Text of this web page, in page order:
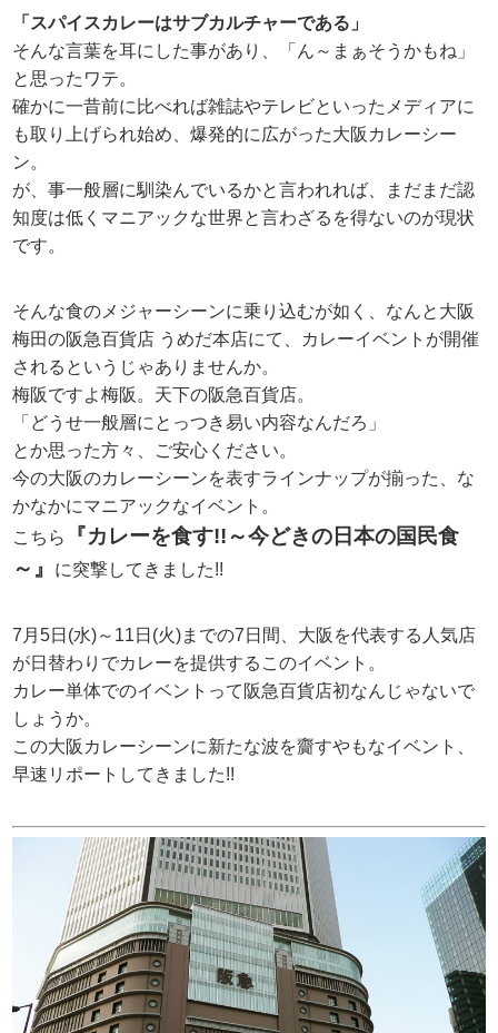
「スパイスカレーはサブカルチャーである」
そんな言葉を耳にした事があり、「ん～まぁそうかもね」
と思ったワテ。
確かに一昔前に比べれば雑誌やテレビといったメディアに
も取り上げられ始め、爆発的に広がった大阪カレーシー
ン。
が、事一般層に馴染んでいるかと言われれば、まだまだ認
知度は低くマニアックな世界と言わざるを得ないのが現状
です。
そんな食のメジャーシーンに乗り込むが如く、なんと大阪
梅田の阪急百貨店 うめだ本店にて、カレーイベントが開催
されるというじゃありませんか。
梅阪ですよ梅阪。天下の阪急百貨店。
「どうせ一般層にとっつき易い内容なんだろ」
とか思った方々、ご安心ください。
今の大阪のカレーシーンを表すラインナップが揃った、な
かなかにマニアックなイベント。
こちら
『カレーを食す!!～今どきの日本の国民食
～』
に突撃してきました!!
7月5日(水)～11日(火)までの7日間、大阪を代表する人気店
が日替わりでカレーを提供するこのイベント。
カレー単体でのイベントって阪急百貨店初なんじゃないで
しょうか。
この大阪カレーシーンに新たな波を齎すやもなイベント、
早速リポートしてきました!!